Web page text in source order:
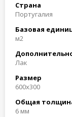
Страна
Португалия
Базовая
м2
Лак
Размер
600x300
Общая
6 мм